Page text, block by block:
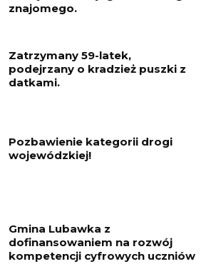
znajomego.
Zatrzymany 59-latek,
podejrzany o kradzież puszki z
datkami.
Pozbawienie kategorii drogi
wojewódzkiej!
Gmina Lubawka z
dofinansowaniem na rozwój
kompetencji cyfrowych uczniów